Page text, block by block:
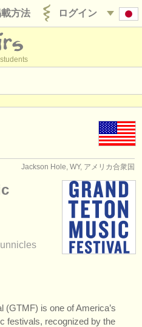
ログイン
方法
Jackson Hole, WY, アメリカ合衆国
(GTMF) is one of America’s
festivals, recognized by the